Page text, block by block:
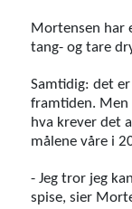
Mortensen har
tang- og tare
Samtidig: det
framtiden. Men
hva krever det
målene våre i
- Jeg tror jeg
spise, sier